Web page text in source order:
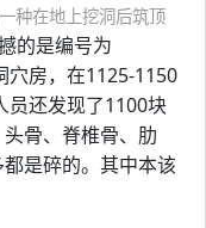
种在地上挖洞后筑顶
的是编号为
穴房，在1125-1150
员还发现了1100块
骨、脊椎骨、肋
是碎的。其中本该